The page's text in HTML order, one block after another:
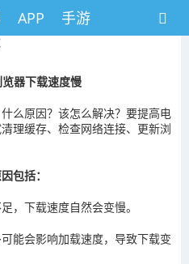
APP 手游
器下载速度慢
么原因？该怎么解决？要提高电
理缓存、检查网络连接、更新浏
包括：
，下载速度自然会变慢。
能会影响加载速度，导致下载变